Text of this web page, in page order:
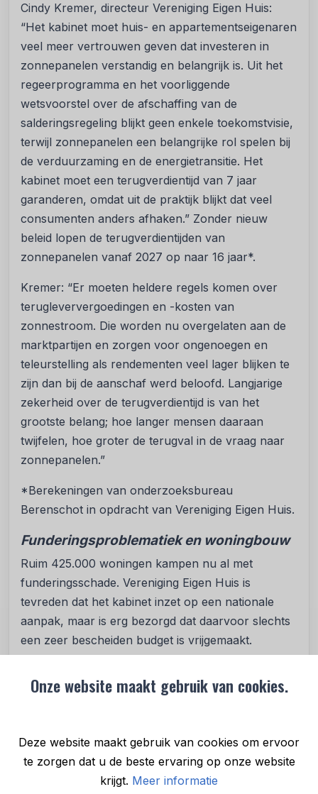
Onze website maakt gebruik van cookies.
Deze website maakt gebruik van cookies om ervoor
te zorgen dat u de beste ervaring op onze website
krijgt. Meer informatie
Cindy Kremer, directeur Vereniging Eigen Huis:
“Het kabinet moet huis- en appartementseigenaren
veel meer vertrouwen geven dat investeren in
zonnepanelen verstandig en belangrijk is. Uit het
regeerprogramma en het voorliggende
wetsvoorstel over de afschaffing van de
salderingsregeling blijkt geen enkele toekomstvisie,
terwijl zonnepanelen een belangrijke rol spelen bij
de verduurzaming en de energietransitie. Het
kabinet moet een terugverdientijd van 7 jaar
garanderen, omdat uit de praktijk blijkt dat veel
consumenten anders afhaken.” Zonder nieuw
beleid lopen de terugverdientijden van
zonnepanelen vanaf 2027 op naar 16 jaar*.
Kremer: “Er moeten heldere regels komen over
terugleververgoedingen en -kosten van
zonnestroom. Die worden nu overgelaten aan de
marktpartijen en zorgen voor ongenoegen en
teleurstelling als rendementen veel lager blijken te
zijn dan bij de aanschaf werd beloofd. Langjarige
zekerheid over de terugverdientijd is van het
grootste belang; hoe langer mensen daaraan
twijfelen, hoe groter de terugval in de vraag naar
zonnepanelen.”
*Berekeningen van onderzoeksbureau
Berenschot in opdracht van Vereniging Eigen Huis.
Funderingsproblematiek en woningbouw
Ruim 425.000 woningen kampen nu al met
funderingsschade. Vereniging Eigen Huis is
tevreden dat het kabinet inzet op een nationale
aanpak, maar is erg bezorgd dat daarvoor slechts
een zeer bescheiden budget is vrijgemaakt.
realiseren. Vereniging Eigen Huis vraagt minister
mensen met inkomens van 1 en 2 keer modaal, en
aan het stimuleren van de verkoop van
huurwoningen door corporaties. Met de